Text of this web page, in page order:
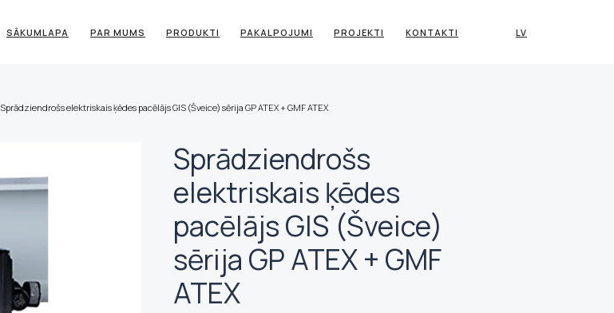
KONTAKTI
SĀKUMLAPA PAR MUMS PRODUKTI PAKALPOJUMI PROJEKTI LV
Sprādziendrošs elektriskais ķēdes pacēlājs GIS (Šveice) sērija GP ATEX + GMF ATEX
Sprādziendrošs
elektriskais ķēdes
pacēlājs GIS (Šveice)
sērija GP ATEX + GMF
ATEX